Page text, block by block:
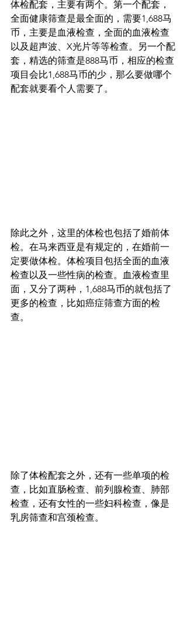
体检配套，主要有两个。第一个配套，
全面健康筛查是最全面的，需要1,688马
币，主要是血液检查，全面的血液检查
以及超声波、X光片等等检查。另一个配
套，精选的筛查是888马币，相应的检查
项目会比1,688马币的少，那么要做哪个
配套就要看个人需要了。
除此之外，这里的体检也包括了婚前体
检。在马来西亚是有规定的，在婚前一
定要做体检。体检项目包括全面的血液
检查以及一些性病的检查。血液检查里
面，又分了两种，1,688马币的就包括了
更多的检查，比如癌症筛查方面的检
查。
除了体检配套之外，还有一些单项的检
查，比如直肠检查、前列腺检查、肺部
检查，还有女性的一些妇科检查，像是
乳房筛查和宫颈检查。